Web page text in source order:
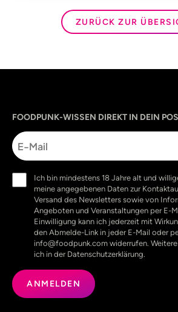
ZURÜCK ZUR
FOODPUNK-WISSEN DIREKT IN DEIN
E-
Mail
(erforderlich)
Ich bin mindestens 18 Jahre alt und
meine angegebenen Daten zur
Versand des Newsletters sowie von
Angeboten und Veranstaltungen per E-
Einwilligung kann ich jederzeit mit
den Abmelde-Link in jeder E-Mail oder
info@foodpunk.com widerrufen.
ich in der Datenschutzerklärung.